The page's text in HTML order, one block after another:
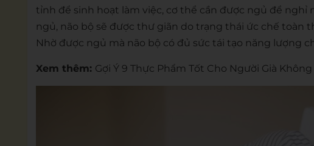
tỉnh để sinh hoạt làm việc, cơ thể cần được ngủ để
ngủ, não bộ sẽ được thư giãn do trạng thái ức chế toàn
Nhờ được ngủ mà não bộ có đủ sức tái tạo năng lượng
Xem thêm: Gợi Ý 9 Thực Phẩm Tốt Cho Người Già